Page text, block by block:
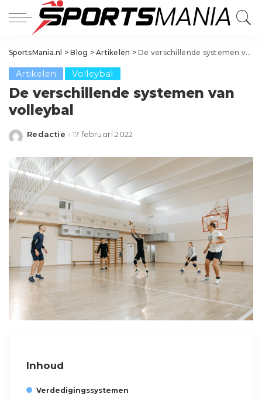
SportsMania.nl >Blog >Artikelen >De verschillende systemen van volleybal
Artikelen Volleybal
De verschillende systemen van
volleybal
Posted
Redactie 17 februari 2022
Inhoud
Verdedigingssystemen